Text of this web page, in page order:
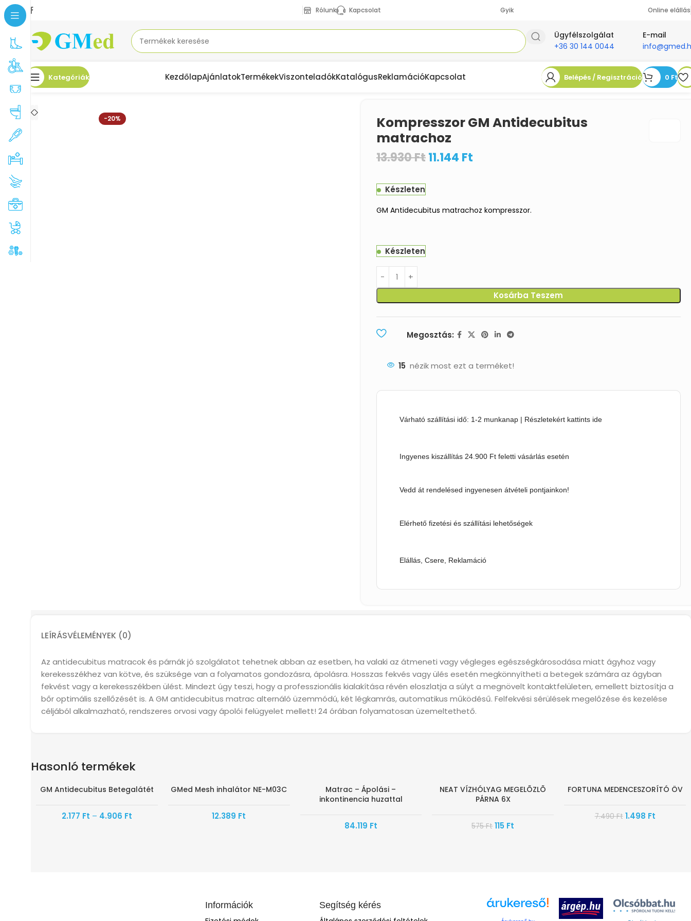
Rólunk Kapcsolat Gyik Online elállás
Ügyfélszolgálat
+36 30 144 0044
E-mail
Kategóriák KezdőlapAjánlatokTermékekViszonteladókKatalógusReklamációKapcsolat Belépés / Regisztráció 0 Ft
Kezdőlap Alkatrészek, kiegészítők
-20%
Kompresszor GM Antidecubitus
matrachoz
13.930Ft11.144 Ft
Készleten
GM Antidecubitus matrachoz kompresszor.
Készleten
Kosárba Teszem
Megosztás:
15 nézik most ezt a terméket!
Várható szállítási idő: 1-2 munkanap | Részletekért kattints ide
Ingyenes kiszállítás 24.900 Ft feletti vásárlás esetén
Vedd át rendelésed ingyenesen átvételi pontjainkon!
Elérhető fizetési és szállítási lehetőségek
Elállás, Csere, Reklamáció
LEÍRÁSVÉLEMÉNYEK (0)
Az antidecubitus matracok és párnák jó szolgálatot tehetnek abban az esetben, ha valaki az átmeneti vagy végleges egészségkárosodása miatt ágyhoz vagy
kerekesszékhez van kötve, és szüksége van a folyamatos gondozásra, ápolásra. Hosszas fekvés vagy ülés esetén megkönnyítheti a betegek számára az ágyban
fekvést vagy a kerekesszékben ülést. Mindezt úgy teszi, hogy a professzionális kialakítása révén eloszlatja a súlyt a megnövelt kontaktfelületen, emellett biztosítja a
bőr optimális szellőzését is. A GM antidecubitus matrac alternáló üzemmódú, két légkamrás, automatikus működésű. Felfekvési sérülések megelőzése és kezelése
céljából alkalmazható, rendszeres orvosi vagy ápolói felügyelet mellett! 24 órában folyamatosan üzemeltethető.
Hasonló termékek
GM Antidecubitus Betegalátét
2.177 Ft – 4.906 Ft
HAMAROSAN ÉRKEZIK
GMed Mesh inhalátor NE-M03C
12.389 Ft
HAMAROSAN ÉRKEZIK
Matrac – Ápolási –
inkontinencia huzattal
84.119 Ft
-80%
NEAT VÍZHÓLYAG MEGELÕZLÕ
PÁRNA 6X
575Ft 115 Ft
-80%
FORTUNA MEDENCESZORÍTÓ ÖV
7.490Ft 1.498 Ft
Információk
Segítség kérés